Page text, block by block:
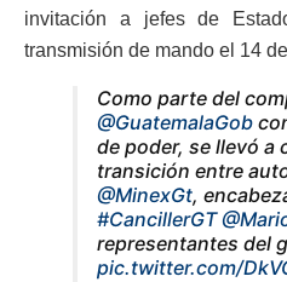
invitación a jefes de
transmisión de mando el 14
Como parte del
@GuatemalaGob
de poder, se llevó a
transición entre
@MinexGt,
#CancillerGT
representantes del
pic.twitter.com/